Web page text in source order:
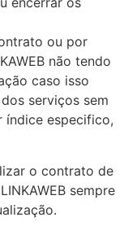
ou por
não tendo
caso isso
serviços sem
índice especifico,
o contrato de
sempre